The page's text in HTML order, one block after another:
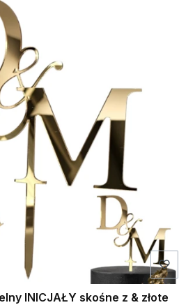
INICJAŁY skośne z & złote